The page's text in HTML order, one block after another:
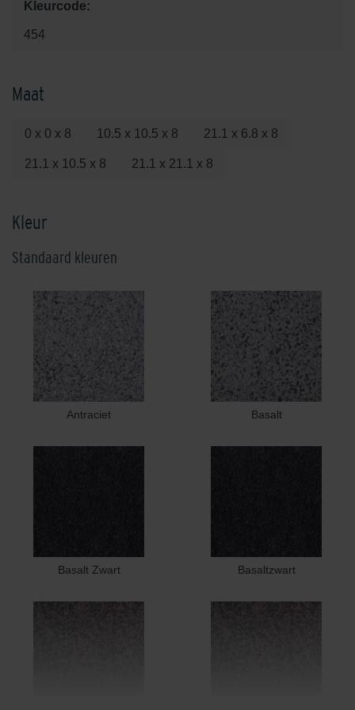
Kleurcode:
454
Maat
0 x 0 x 8 10.5 x 10.5 x 8 21.1 x 6.8 x 8
21.1 x 10.5 x 8 21.1 x 21.1 x 8
Kleur
Standaard kleuren
Antraciet Basalt
Basalt Zwart Basaltzwart